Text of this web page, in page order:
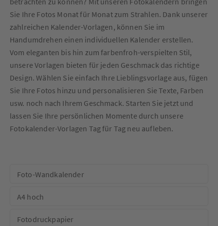
Sie Ihre Fotos Monat für Monat zum Strahlen. Dank unserer
zahlreichen Kalender-Vorlagen, können Sie im
Handumdrehen einen individuellen Kalender erstellen.
Vom eleganten bis hin zum farbenfroh-verspielten Stil,
unsere Vorlagen bieten für jeden Geschmack das richtige
Design. Wählen Sie einfach Ihre Lieblingsvorlage aus, fügen
Sie Ihre Fotos hinzu und personalisieren Sie Texte, Farben
usw. noch nach Ihrem Geschmack. Starten Sie jetzt und
lassen Sie Ihre persönlichen Momente durch unsere
Fotokalender-Vorlagen Tag für Tag neu aufleben.